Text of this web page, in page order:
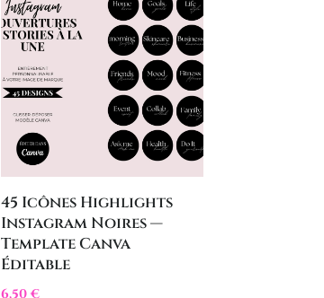
45 Icônes Highlights
Instagram Noires —
Template Canva
Éditable
6,50€